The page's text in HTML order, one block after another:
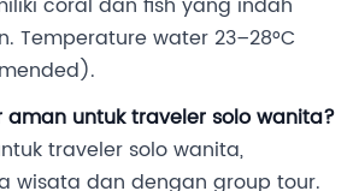
Temperature water 23–28°C
aman untuk traveler solo wanita?
traveler solo wanita,
wisata dan dengan group tour.